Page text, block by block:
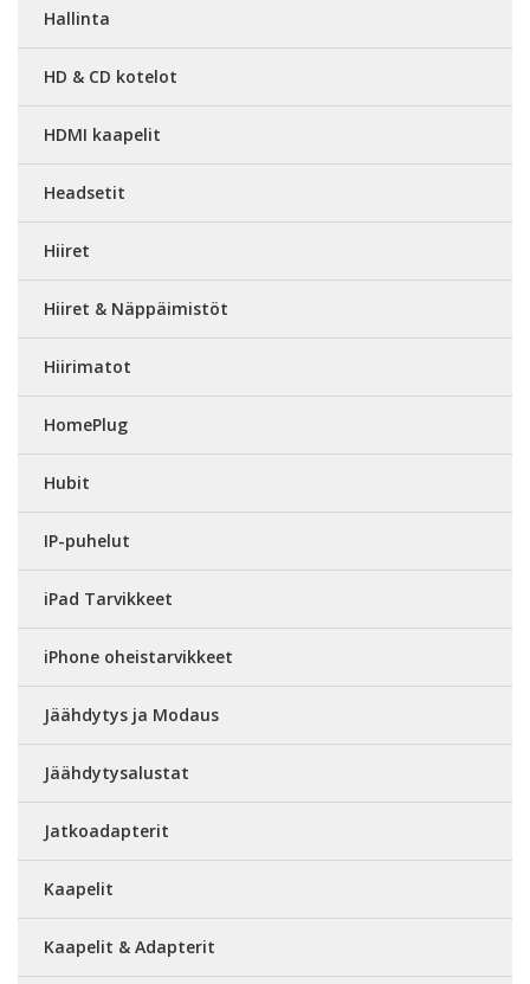
Hallinta
HD & CD kotelot
HDMI kaapelit
Headsetit
Hiiret
Hiiret & Näppäimistöt
Hiirimatot
HomePlug
Hubit
IP-puhelut
iPad Tarvikkeet
iPhone oheistarvikkeet
Jäähdytys ja Modaus
Jäähdytysalustat
Jatkoadapterit
Kaapelit
Kaapelit & Adapterit